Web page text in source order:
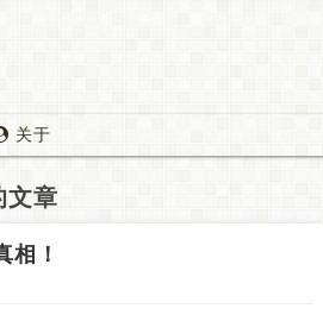
关于
文章
相！